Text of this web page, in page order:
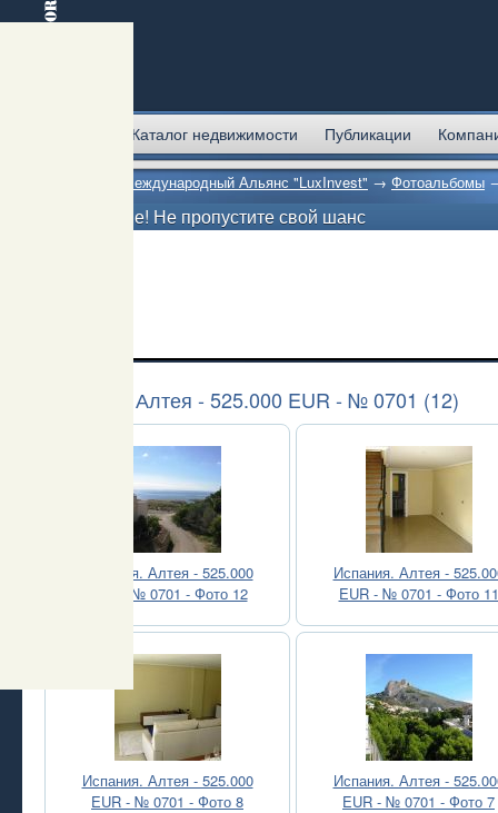
Каталог недвижимости Публикации
Международный Альянс "LuxInvest" → Фотоальбомы
Внимание! Не пропустите свой шанс
Испания. Алтея - 525.000 EUR - № 0701 (12)
Испания. Алтея - 525.000
EUR - № 0701 - Фото 12
Испания. Алтея -
EUR - № 0701 - Фото 11
Испания. Алтея - 525.000
EUR - № 0701 - Фото 8
Испания. Алтея -
EUR - № 0701 - Фото 7